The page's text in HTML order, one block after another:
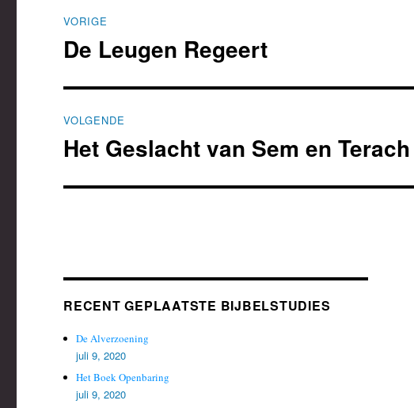
navigatie
VORIGE
Vorig
De Leugen Regeert
VOLGENDE
Volgend
Het Geslacht van Sem en Terach
RECENT GEPLAATSTE BIJBELSTUDIES
De Alverzoening
juli 9, 2020
Het Boek Openbaring
juli 9, 2020